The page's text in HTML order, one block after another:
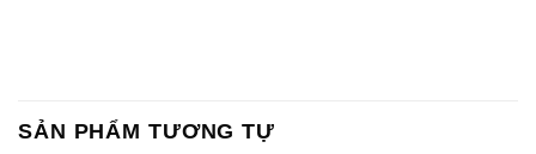
SẢN PHẨM TƯƠNG TỰ